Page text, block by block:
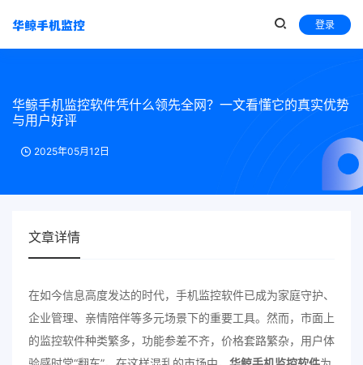
登录
华鲸手机监控软件凭什么领先全网？一文看懂它的真实优势
与用户好评
2025年05月12日
文章详情
在如今信息高度发达的时代，手机监控软件已成为家庭守护、
企业管理、亲情陪伴等多元场景下的重要工具。然而，市面上
的监控软件种类繁多，功能参差不齐，价格套路繁杂，用户体